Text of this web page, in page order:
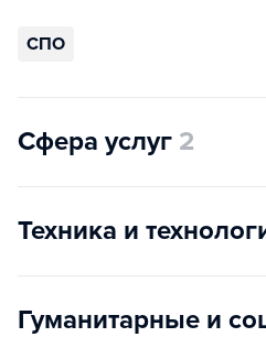
СПО
Сфера услуг 2
Техника и
Гуманитарные и